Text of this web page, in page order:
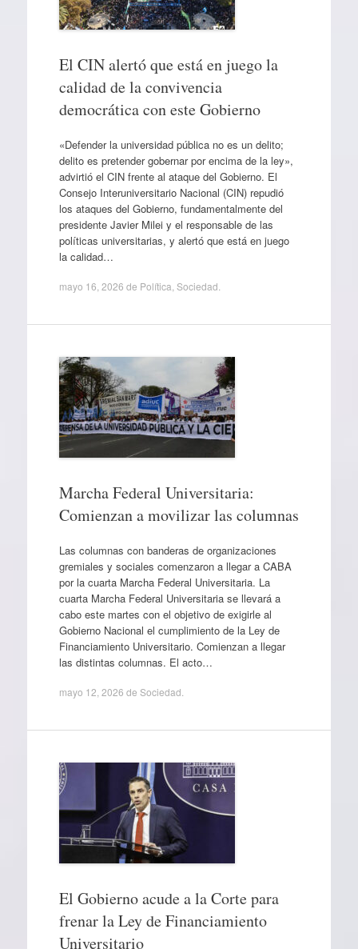
El CIN alertó que está en juego la
calidad de la convivencia
democrática con este Gobierno
«Defender la universidad pública no es un delito;
delito es pretender gobernar por encima de la ley»,
advirtió el CIN frente al ataque del Gobierno. El
Consejo Interuniversitario Nacional (CIN) repudió
los ataques del Gobierno, fundamentalmente del
presidente Javier Milei y el responsable de las
políticas universitarias, y alertó que está en juego
la calidad…
mayo 16, 2026 de Política Sociedad
Marcha Federal Universitaria:
Comienzan a movilizar las columnas
Las columnas con banderas de organizaciones
gremiales y sociales comenzaron a llegar a CABA
por la cuarta Marcha Federal Universitaria. La
cuarta Marcha Federal Universitaria se llevará a
cabo este martes con el objetivo de exigirle al
Gobierno Nacional el cumplimiento de la Ley de
Financiamiento Universitario. Comienzan a llegar
las distintas columnas. El acto…
mayo 12, 2026 de Sociedad
El Gobierno acude a la Corte para
frenar la Ley de Financiamiento
Universitario